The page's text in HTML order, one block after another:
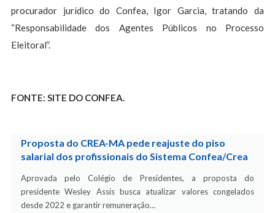
procurador jurídico do Confea, Igor Garcia, tratando da
“Responsabilidade dos Agentes Públicos no Processo
Eleitoral”.
FONTE: SITE DO CONFEA.
Proposta do CREA-MA pede reajuste do piso
salarial dos profissionais do Sistema Confea/Crea
Aprovada pelo Colégio de Presidentes, a proposta do
presidente Wesley Assis busca atualizar valores congelados
desde 2022 e garantir remuneração…